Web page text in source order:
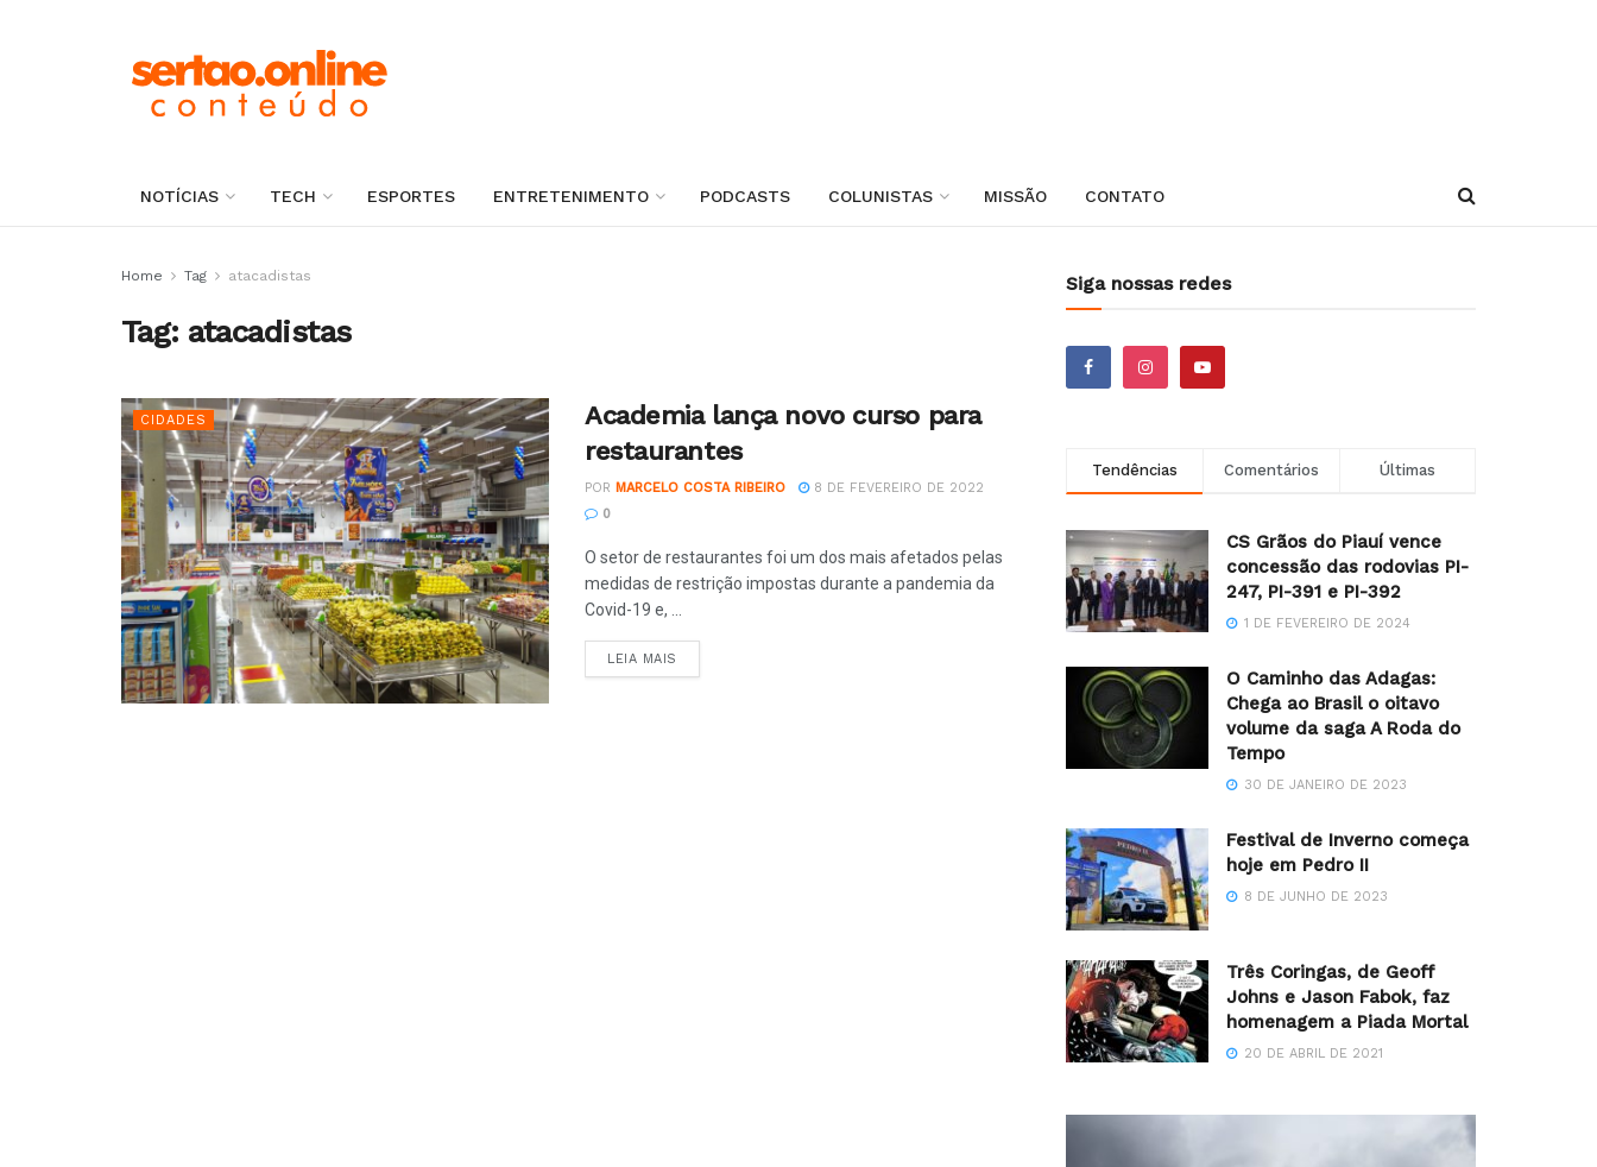
NOTÍCIAS TECH ESPORTES ENTRETENIMENTO PODCASTS COLUNISTAS MISSÃO CONTATO
Home Tag atacadistas
Tag: atacadistas
CIDADES
Academia lança novo curso para
restaurantes
POR MARCELO COSTA RIBEIRO
8 DE FEVEREIRO DE 2022
0
O setor de restaurantes foi um dos mais afetados pelas
medidas de restrição impostas durante a pandemia da
Covid-19 e, ...
LEIA MAIS
Siga nossas redes
Tendências Comentários Últimas
CS Grãos do Piauí vence
concessão das rodovias PI-
247, PI-391 e PI-392
1 DE FEVEREIRO DE 2024
O Caminho das Adagas:
Chega ao Brasil o oitavo
volume da saga A Roda do
Tempo
30 DE JANEIRO DE 2023
Festival de Inverno começa
hoje em Pedro II
8 DE JUNHO DE 2023
Três Coringas, de Geoff
Johns e Jason Fabok, faz
homenagem a Piada Mortal
20 DE ABRIL DE 2021